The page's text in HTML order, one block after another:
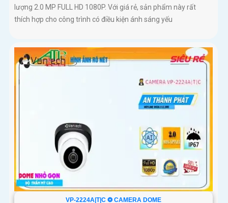
lượng 2.0 MP FULL HD 1080P. Với giá rẻ, sản phẩm này rất
thích hợp cho công trình có điều kiện ánh sáng yếu
VP-2224A|T|C ❂ CAMERA DOME